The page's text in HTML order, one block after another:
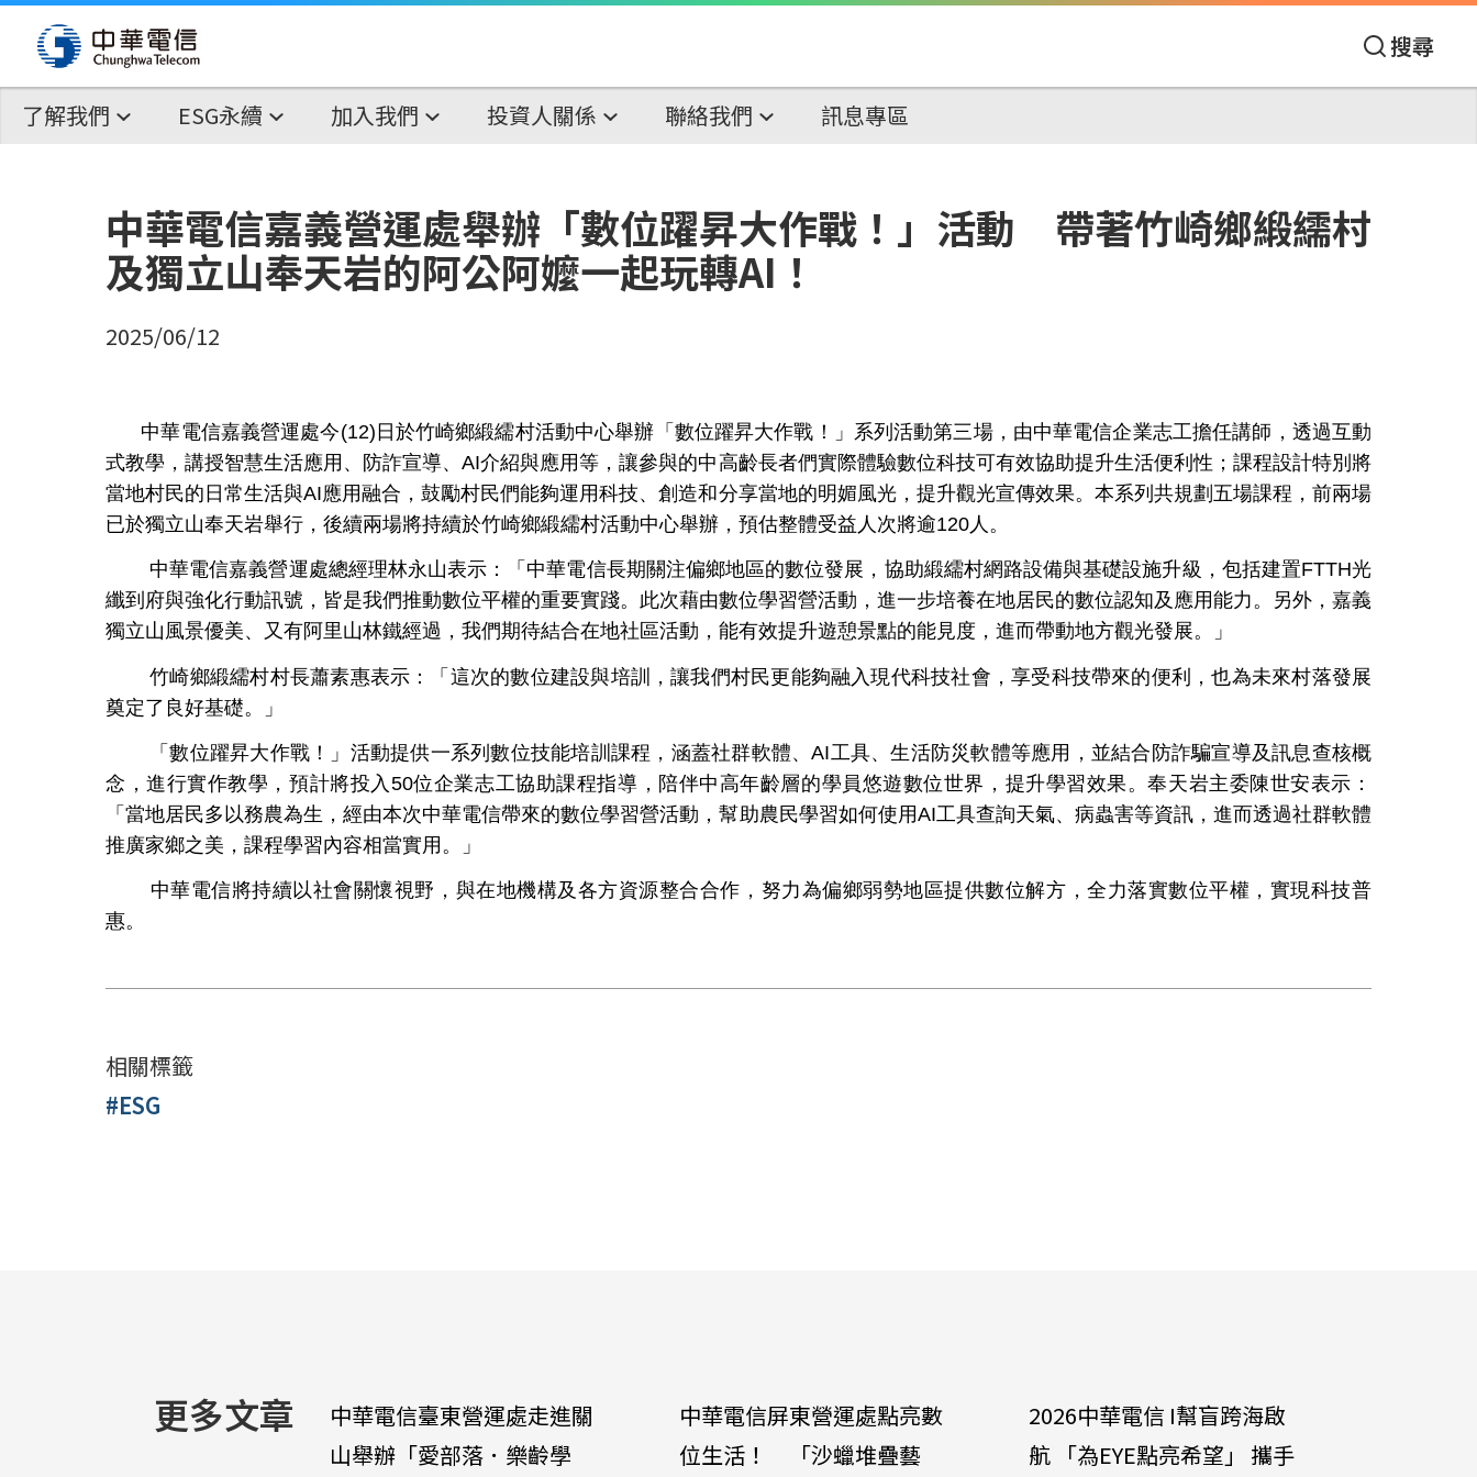
搜尋
了解我們 ESG永續 加入我們 投資人關係 聯絡我們 訊息專區
中華電信嘉義營運處舉辦「數位躍昇大作戰！」活動 帶著竹崎鄉緞繻村
及獨立山奉天岩的阿公阿嬤一起玩轉AI！
2025/06/12
中華電信嘉義營運處今(12) 日於竹崎鄉緞繻村活動中心舉辦「數位躍昇大作戰！」系列活動第三場，由中華電信企業志工擔任講師，透過互動
式教學，講授智慧生活應用、防詐宣導、AI介紹與應用等，讓參與的中高齡長者們實際體驗數位科技可有效協助提升生活便利性；課程設計特別將
當地村民的日常生活與AI應用融合，鼓勵村民們能夠運用科技、創造和分享當地的明媚風光，提升觀光宣傳效果。本系列共規劃五場課程，前兩場
已於獨立山奉天岩舉行，後續兩場將持續於竹崎鄉緞繻村活動中心舉辦，預估整體受益人次將逾120人。
中華電信嘉義營運處總經理林永山表示：「中華電信長期關注偏鄉地區的數位發展，協助緞繻村網路設備與基礎設施升級，包括建置FTTH光
纖到府與強化行動訊號，皆是我們推動數位平權的重要實踐。此次藉由數位學習營活動，進一步培養在地居民的數位認知及應用能力。另外，嘉義
獨立山風景優美、又有阿里山林鐵經過，我們期待結合在地社區活動，能有效提升遊憩景點的能見度，進而帶動地方觀光發展。」
竹崎鄉緞繻村村長蕭素惠表示：「這次的數位建設與培訓，讓我們村民更能夠融入現代科技社會，享受科技帶來的便利，也為未來村落發展
奠定了良好基礎。」
「數位躍昇大作戰！」活動提供一系列數位技能培訓課程，涵蓋社群軟體、AI工具、生活防災軟體等應用，並結合防詐騙宣導及訊息查核概
念，進行實作教學，預計將投入 50位企業志工協助課程指導，陪伴中高年齡層的學員悠遊數位世界，提升學習效果。奉天岩主委陳世安表示：
「當地居民多以務農為生，經由本次中華電信帶來的數位學習營活動，幫助農民學習如何使用AI工具查詢天氣、病蟲害等資訊，進而透過社群軟體
推廣家鄉之美，課程學習內容相當實用。」
中華電信將持續以社會關懷視野，與在地機構及各方資源整合合作，努力為偏鄉弱勢地區提供數位解方，全力落實數位平權，實現科技普
惠。
相關標籤
#ESG
更多文章
中華電信臺東營運處走進關
山舉辦「愛部落．樂齡學
中華電信屏東營運處點亮數
位生活！ 「沙蠟堆疊藝
2026中華電信 I幫盲跨海啟
航 「為EYE點亮希望」 攜手